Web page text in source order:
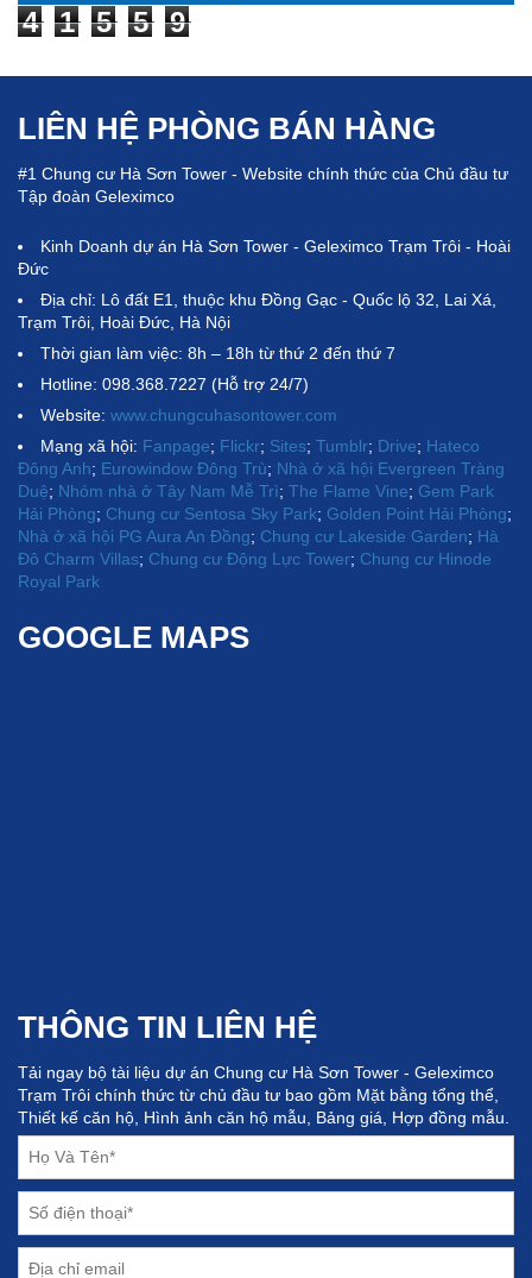
4 1 5 5 9
LIÊN HỆ PHÒNG BÁN HÀNG
#1 Chung cư Hà Sơn Tower - Website chính thức của Chủ đầu tư
Tập đoàn Geleximco
Kinh Doanh dự án Hà Sơn Tower - Geleximco Trạm Trôi - Hoài
Đức
Địa chỉ: Lô đất E1, thuộc khu Đồng Gạc - Quốc lộ 32, Lai Xá,
Trạm Trôi, Hoài Đức, Hà Nội
Thời gian làm việc: 8h – 18h từ thứ 2 đến thứ 7
Hotline: 098.368.7227 (Hỗ trợ 24/7)
Website: www.chungcuhasontower.com
Mạng xã hội: Fanpage; Flickr; Sites; Tumblr; Drive; Hateco
Đông Anh; Eurowindow Đông Trù; Nhà ở xã hội Evergreen Tràng
Duệ; Nhóm nhà ở Tây Nam Mễ Trì; The Flame Vine; Gem Park
Hải Phòng; Chung cư Sentosa Sky Park; Golden Point Hải Phòng;
Nhà ở xã hội PG Aura An Đồng; Chung cư Lakeside Garden; Hà
Đô Charm Villas; Chung cư Động Lực Tower; Chung cư Hinode
Royal Park
GOOGLE MAPS
THÔNG TIN LIÊN HỆ
Tải ngay bộ tài liệu dự án Chung cư Hà Sơn Tower - Geleximco
Trạm Trôi chính thức từ chủ đầu tư bao gồm Mặt bằng tổng thể,
Thiết kế căn hộ, Hình ảnh căn hộ mẫu, Bảng giá, Hợp đồng mẫu.